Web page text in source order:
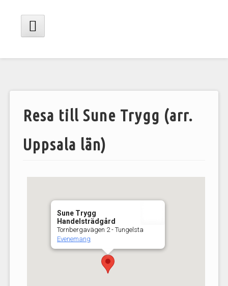
innehåll
Huvudmeny
Resa till Sune Trygg (arr.
Uppsala län)
Sune Trygg
Handelsträdgård
Tornbergavägen 2 - Tungelsta
Evenemang